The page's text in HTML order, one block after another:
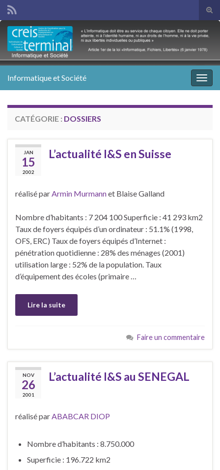
Search for:
Informatique et Société
CATÉGORIE : DOSSIERS
JAN
15
2002
L’actualité I&S en Suisse
réalisé parArmin Murmannet Blaise Galland
Nombre d’habitants : 7 204 100 Superficie : 41 293 km2
Taux de foyers équipés d’un ordinateur : 51.1% (1998,
OFS, ERC) Taux de foyers équipés d’Internet :
pénétration quotidienne : 28% des ménages (2001)
utilisation large : 52% de la population. Taux
d’équipement des écoles (primaire …
Lire la suite
Faire un commentaire
NOV
26
2001
L’actualité I&S au SENEGAL
réalisé parABABCAR DIOP
Nombre d’habitants : 8.750.000
Superficie : 196.722 km2